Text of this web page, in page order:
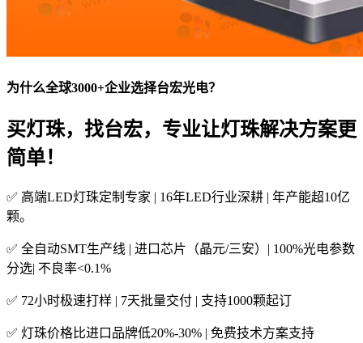
为什么全球3000+企业选择台宏光电？
买灯珠，找台宏，专业让灯珠解决方案更
简单！
✅ 高端LED灯珠定制专家 | 16年LED行业深耕 | 年产能超10亿
颗。
✅ 全自动SMT生产线 | 进口芯片（晶元/三安）| 100%光电参数
分选| 不良率<0.1%
✅ 72小时极速打样 | 7天批量交付 | 支持1000颗起订
✅ 灯珠价格比进口品牌低20%-30% | 免费技术方案支持